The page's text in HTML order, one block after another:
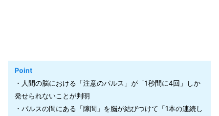
Point
・人間の脳における「注意のパルス」が「1秒間に4回」しか
発せられないことが判明
・パルスの間にある「隙間」を脳が結びつけて「1本の連続し